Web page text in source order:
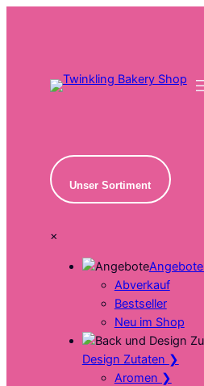
Unser Sortiment
×
Angebote
Abverkauf
Bestseller
Neu im Shop
Design Zutaten ❯
Aromen ❯